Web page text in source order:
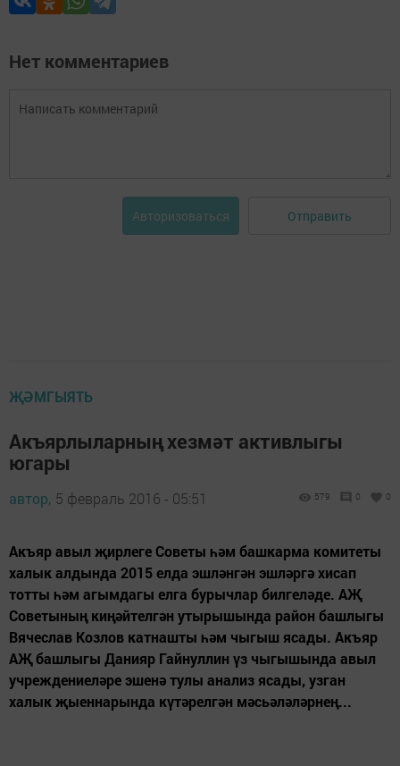
Нет комментариев
Авторизоваться Отправить
ҖӘМГЫЯТЬ
Акъярлыларның хезмәт активлыгы
югары
автор, 5 февраль 2016 - 05:51 579 0 0
Акъяр авыл җирлеге Советы һәм башкарма комитеты
халык алдында 2015 елда эшләнгән эшләргә хисап
тотты һәм агымдагы елга бурычлар билгеләде. АҖ
Советының киңәйтелгән утырышында район башлыгы
Вячеслав Козлов катнашты һәм чыгыш ясады. Акъяр
АҖ башлыгы Данияр Гайнуллин үз чыгышында авыл
учреждениеләре эшенә тулы анализ ясады, узган
халык җыеннарында күтәрелгән мәсьәләләрнең...